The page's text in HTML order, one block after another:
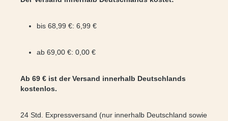
bis 68,99 €: 6,99 €
ab 69,00 €: 0,00 €
Ab 69 € ist der Versand innerhalb Deutschlands
kostenlos.
24 Std. Expressversand (nur innerhalb Deutschland sowie